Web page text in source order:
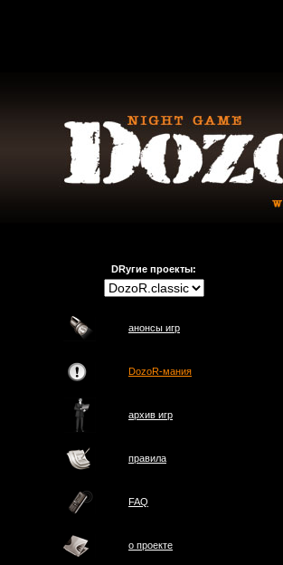
DRугие проекты:
анонсы игр
DozoR-мания
архив игр
правила
FAQ
о проектe